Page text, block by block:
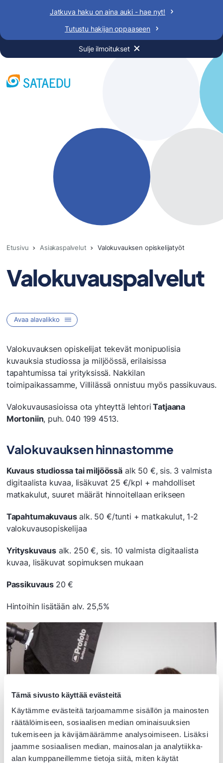
Tämä sivusto käyttää evästeitä
Käytämme evästeitä tarjoamamme sisällön ja mainosten
räätälöimiseen, sosiaalisen median ominaisuuksien
tukemiseen ja kävijämäärämme analysoimiseen. Lisäksi
jaamme sosiaalisen median, mainosalan ja analytiikka-
alan kumppaneillemme tietoja siitä, miten käytät
Jatkuva haku on aina auki - hae nyt!
Tutustu hakijan oppaaseen
Sulje ilmoitukset
Etusivu Asiakaspalvelut Valokuvauksen opiskelijatyöt
Valokuvauspalvelut
Avaa alavalikko
Sataedu
Ajoharjoittelurata
Amis Café
Hius- ja kauneuspalvelut Helmi
Kone- ja tuotantotekniikan opiskelijatyöt
Opetuskahvila Hovinarri
Opetusravintola Ruukku
Rakennusalan opiskelijatyöt
Sataedu korjaamot
Sataedu Salongit
Suutari Takatikki
Taideteollisuusalan opiskelijatyöt
Valokuvauksen opiskelijatyöt
Valokuvauksen opiskelijat tekevät monipuolisia
kuvauksia studiossa ja miljöössä, erilaisissa
tapahtumissa tai yrityksissä. Nakkilan
toimipaikassamme, Villilässä onnistuu myös passikuvaus.
Valokuvausasioissa ota yhteyttä lehtori Tatjaana
Mortoniin, puh. 040 199 4513.
Valokuvauksen hinnastomme
Kuvaus studiossa tai miljöössä alk 50 €, sis. 3 valmista
digitaalista kuvaa, lisäkuvat 25 €/kpl + mahdolliset
matkakulut, suuret määrät hinnoitellaan erikseen
Tapahtumakuvausalk. 50 €/tunti + matkakulut, 1-2
valokuvausopiskelijaa
Yrityskuvausalk. 250 €, sis. 10 valmista digitaalista
kuvaa, lisäkuvat sopimuksen mukaan
Passikuvaus 20 €
Hintoihin lisätään alv. 25,5%